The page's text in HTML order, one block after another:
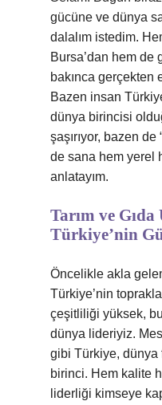
gücüne ve dünya
dalalım istedim.
Bursa’dan hem de
bakınca gerçekten
Bazen insan
dünya birincisi
şaşırıyor, bazen
de sana hem yerel
anlatayım.
Tarım ve
Türkiye’nin
Öncelikle akla
Türkiye’nin
çeşitliliği yüksek,
dünya lideriyiz.
gibi Türkiye, dünya
birinci. Hem kalite
liderliği kimseye